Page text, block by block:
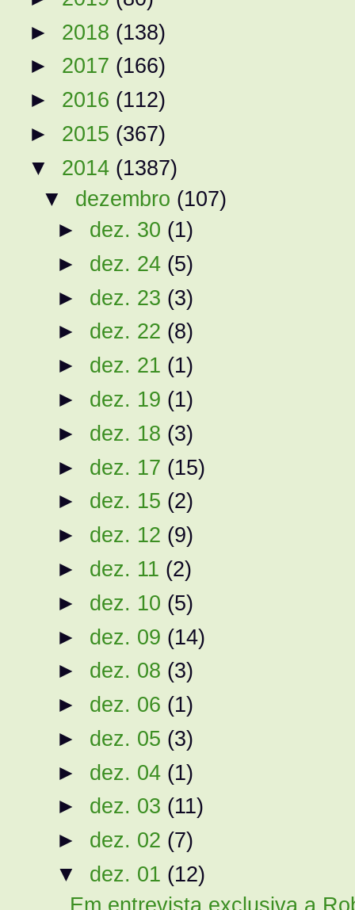
► 2018 (138)
► 2017 (166)
► 2016 (112)
► 2015 (367)
▼ 2014 (1387)
▼ dezembro (107)
► dez. 30 (1)
► dez. 24 (5)
► dez. 23 (3)
► dez. 22 (8)
► dez. 21 (1)
► dez. 19 (1)
► dez. 18 (3)
► dez. 17 (15)
► dez. 15 (2)
► dez. 12 (9)
► dez. 11 (2)
► dez. 10 (5)
► dez. 09 (14)
► dez. 08 (3)
► dez. 06 (1)
► dez. 05 (3)
► dez. 04 (1)
► dez. 03 (11)
► dez. 02 (7)
▼ dez. 01 (12)
Em entrevista exclusiva a